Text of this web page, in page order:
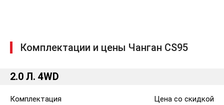
Комплектации и цены Чанган CS95
2.0 Л. 4WD
Комплектация Цена со скидкой